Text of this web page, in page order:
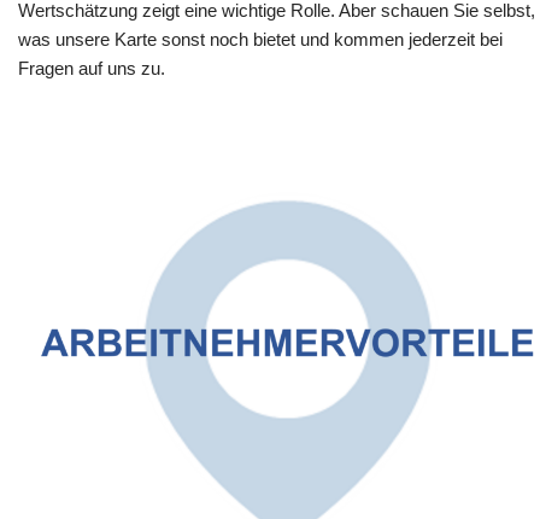
Wertschätzung zeigt eine wichtige Rolle. Aber schauen Sie selbst,
was unsere Karte sonst noch bietet und kommen jederzeit bei
Fragen auf uns zu.